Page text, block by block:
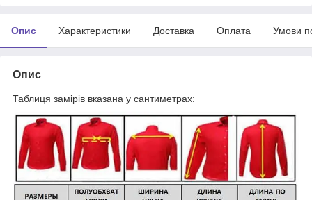
Опис Характеристики Доставка Оплата Умови
Опис
Таблиця замірів вказана у сантиметрах: